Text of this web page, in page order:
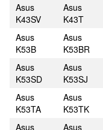
Asus
K43SV
Asus
K43T
Asus
K53B
Asus
K53BR
Asus
K53SD
Asus
K53SJ
Asus
K53TA
Asus
K53TK
Asus
Asus